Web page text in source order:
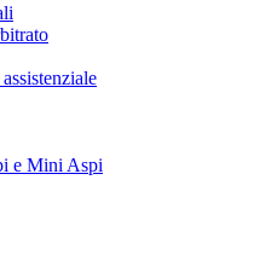
e Mini Aspi